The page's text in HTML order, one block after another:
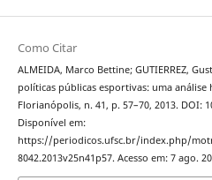
Como Citar
ALMEIDA, Marco Bettine; GUTIERREZ,
políticas públicas esportivas: uma análise
Florianópolis, n. 41, p. 57–70, 2013. DOI:
Disponível em:
https://periodicos.ufsc.br/index.php/
8042.2013v25n41p57. Acesso em: 7 ago.